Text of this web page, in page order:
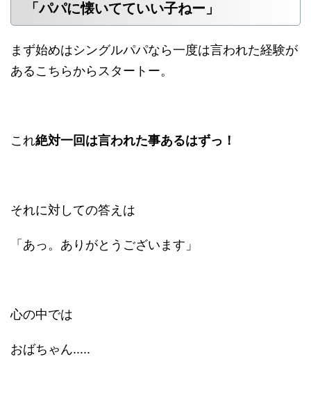
「パパに懐いてていい子ねー」
まず始めはシングルパパなら一度は言われた経験が
あるこちらからスタートー。
これ絶対一回は言われた事あるはずっ！
それに対しての答えは
「あっ。ありがとうございます」
心の中では
おばちゃん.....